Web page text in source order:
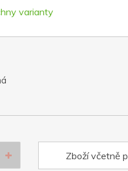
varianty
Zboží včetně